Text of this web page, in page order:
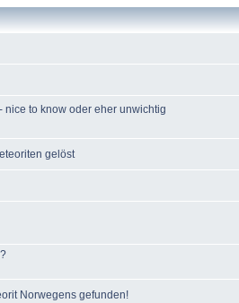
nice to know oder eher unwichtig
gelöst
Norwegens gefunden!